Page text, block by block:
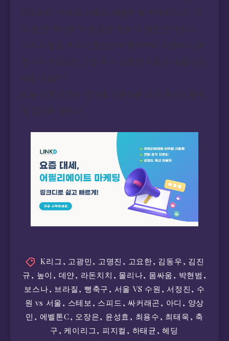
있었는지. 수원과 서울의 대결이 왜 빅매치인지. 다
시 한 번 확인할 수 있었던 먹을 것 많은 잔치였다.
그리고 방금 경기가 끝났는데 벌써부터 이들의 다음
경기가 기대되는 것은 역시 그들이 수원과 서울이기
때문 아닐까?
오늘 정말 재밌는 경기를 만들어준 모든 축구인들에
게 감사를 전한다.
K리그 , 고광민 , 고명진 , 고요한, 김동우 , 김진
규 , 높이 , 데얀, 라돈치치 , 몰리나, 몸싸움 , 박현범 ,
보스나, 브라질 , 뻥축구 , 서울 VS 수원 ,서정진 , 수
원 vs 서울 , 스테보 , 스피드 ,싸커래곤 , 아디 , 양상
민 , 에벨톤C, 오장은, 윤성효 , 최용수 , 최태욱 , 축
구 , 케이리그, 피지컬 , 하태균 ,헤딩